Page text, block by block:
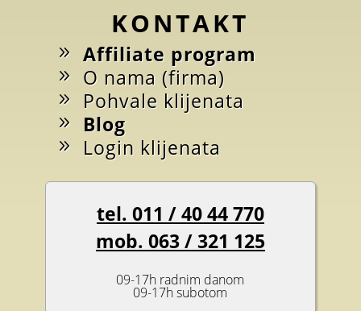
KONTAKT
Affiliate program
O nama (firma)
Pohvale klijenata
Blog
Login klijenata
tel. 011 / 40 44 770
mob. 063 / 321 125
09-17h radnim danom
09-17h subotom